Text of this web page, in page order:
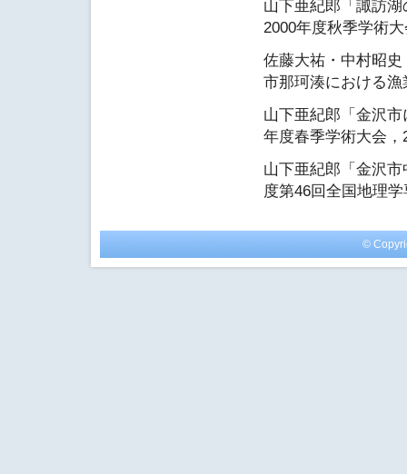
山下亜紀郎「諏訪
2000年度秋季学術
佐藤大祐・中村昭
市那珂湊における
山下亜紀郎「金沢
年度春季学術大会，
山下亜紀郎「金沢
度第46回全国地理
©